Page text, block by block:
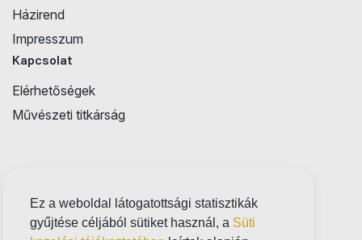
Ez a weboldal látogatottsági statisztikák
gyűjtése céljából sütiket használ, a Süti
Házirend
Impresszum
Kapcsolat
Elérhetőségek
Művészeti titkárság